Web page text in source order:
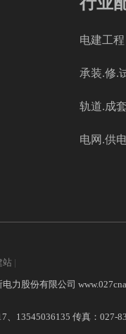
电建工程
承装.修.
轨道.成
电网.供
站 |
力股份有限公司
、13545036135 传真：027-